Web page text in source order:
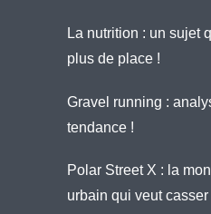
La nutrition : un sujet
plus de place !
Gravel running :
tendance !
Polar Street X : la
urbain qui veut